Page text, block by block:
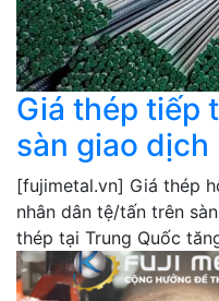
Giá thép tiếp
sàn giao
[fujimetal.vn] Giá thép
nhân dân tệ/tấn trên
thép tại Trung Quốc